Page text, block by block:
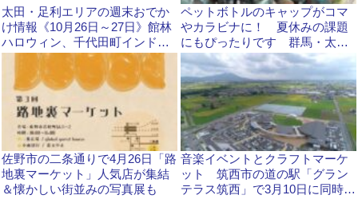
太田・足利エリアの週末おでか
け情報《10月26日～27日》館林
ハロウィン、千代田町インドフ
ェスタなど
ペットボトルのキャップがコマ
やカラビナに！ 夏休みの課題
にもぴったりです 群馬・太田
市で8月に「リサイクル教室」
佐野市の二条通りで4月26日「路
地裏マーケット」人気店が集結
＆懐かしい街並みの写真展も
音楽イベントとクラフトマーケ
ット 筑西市の道の駅「グラン
テラス筑西」で3月10日に同時開